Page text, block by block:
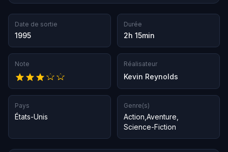
Date de sortie
1995
Durée
2h 15min
Note Réalisateur
Kevin Reynolds
Pays
États-Unis
Genre(s)
Action Aventure
Science-Fiction